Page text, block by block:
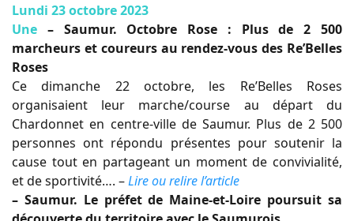
Lundi 23 octobre 2023
Une – Saumur. Octobre Rose : Plus de 2 500
marcheurs et coureurs au rendez-vous des Re’Belles
Roses
Ce dimanche 22 octobre, les Re’Belles Roses
organisaient leur marche/course au départ du
Chardonnet en centre-ville de Saumur. Plus de 2 500
personnes ont répondu présentes pour soutenir la
cause tout en partageant un moment de convivialité,
et de sportivité…. –Lire ou relire l’article
– Saumur. Le préfet de Maine-et-Loire poursuit sa